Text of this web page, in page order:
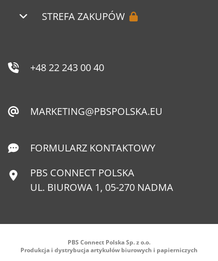
STREFA ZAKUPÓW
+48 22 243 00 40
MARKETING@PBSPOLSKA.EU
FORMULARZ KONTAKTOWY
PBS CONNECT POLSKA
UL. BIUROWA 1, 05-270 NADMA
PBS Connect Polska Sp. z o.o.
Produkcja i dystrybucja artykułów biurowych i papierniczych